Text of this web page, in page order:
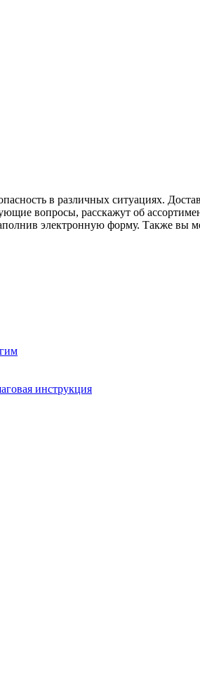
в различных ситуациях.
вопросы, расскажут об
электронную форму. Также вы
инструкция